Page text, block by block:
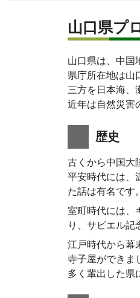
山口県プ
山口県は、中国
県庁所在地は山
三方を日本海、
近年は自然災害
歴史
古くから中国大
平安時代には、
た話は有名です
室町時代には、
り、サビエル記
江戸時代から幕
寺子屋ができま
多く輩出した県